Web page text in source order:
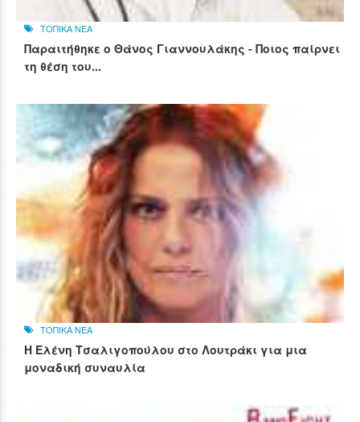
ΤΟΠΙΚΑ ΝΕΑ
Παραιτήθηκε ο Θάνος Γιαννουλάκης - Ποιος παίρνει
τη θέση του...
ΤΟΠΙΚΑ ΝΕΑ
Η Ελένη Τσαλιγοπούλου στο Λουτράκι για μια
μοναδική συναυλία